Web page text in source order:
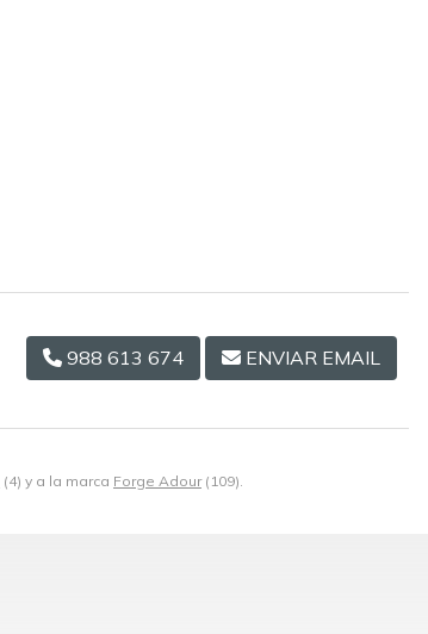
(4) y a la marca Forge Adour(109).
988 613 674 ENVIAR EMAIL